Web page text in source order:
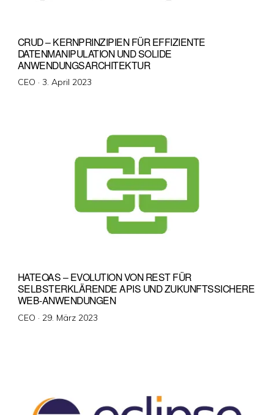
CRUD – KERNPRINZIPIEN FÜR EFFIZIENTE
DATENMANIPULATION UND SOLIDE
ANWENDUNGSARCHITEKTUR
CEO · Veröffentlicht
3. April 2023
HATEOAS – EVOLUTION VON REST FÜR
SELBSTERKLÄRENDE APIS UND ZUKUNFTSSICHERE
WEB-ANWENDUNGEN
CEO · Veröffentlicht
29. März 2023